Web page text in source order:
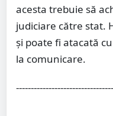
acesta trebuie să
judiciare către stat.
și poate fi atacată
la comunicare.